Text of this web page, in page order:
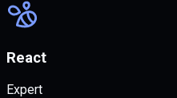
React
Expert